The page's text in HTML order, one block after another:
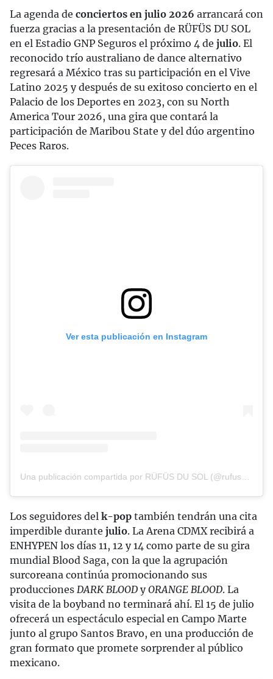
La agenda de conciertos en julio 2026 arrancará con
fuerza gracias a la presentación de RÜFÜS DU SOL
en el Estadio GNP Seguros el próximo 4 de julio. El
reconocido trío australiano de dance alternativo
regresará a México tras su participación en el Vive
Latino 2025 y después de su exitoso concierto en el
Palacio de los Deportes en 2023, con su North
America Tour 2026, una gira que contará la
participación de Maribou State y del dúo argentino
Peces Raros.
Ver esta publicación en Instagram
Los seguidores del k-pop también tendrán una cita
imperdible durante julio. La Arena CDMX recibirá a
ENHYPEN los días 11, 12 y 14 como parte de su gira
mundial Blood Saga, con la que la agrupación
surcoreana continúa promocionando sus
producciones DARK BLOOD yORANGE BLOOD. La
visita de la boyband no terminará ahí. El 15 de julio
ofrecerá un espectáculo especial en Campo Marte
junto al grupo Santos Bravo, en una producción de
gran formato que promete sorprender al público
mexicano.